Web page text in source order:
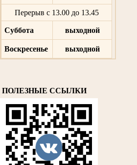
Перерыв с 13.00 до 13.45
Суббота выходной
Воскресенье выходной
ПОЛЕЗНЫЕ ССЫЛКИ